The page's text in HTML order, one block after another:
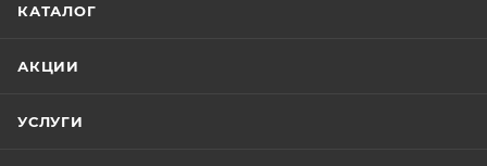
КАТАЛОГ
АКЦИИ
УСЛУГИ